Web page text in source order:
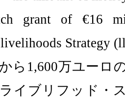
grant of €16
livelihoods Strategy
ら 1,600万ユーロ
イブリフッド・